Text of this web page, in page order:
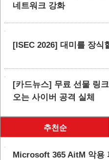
네트워크 강화
[ISEC 2026] 대미를 장식
[카드뉴스] 무료 선물 링
오는 사이버 공격 실체
추천순
Microsoft 365 AitM 악용